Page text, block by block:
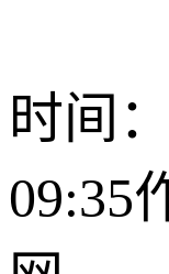
时间
09:35